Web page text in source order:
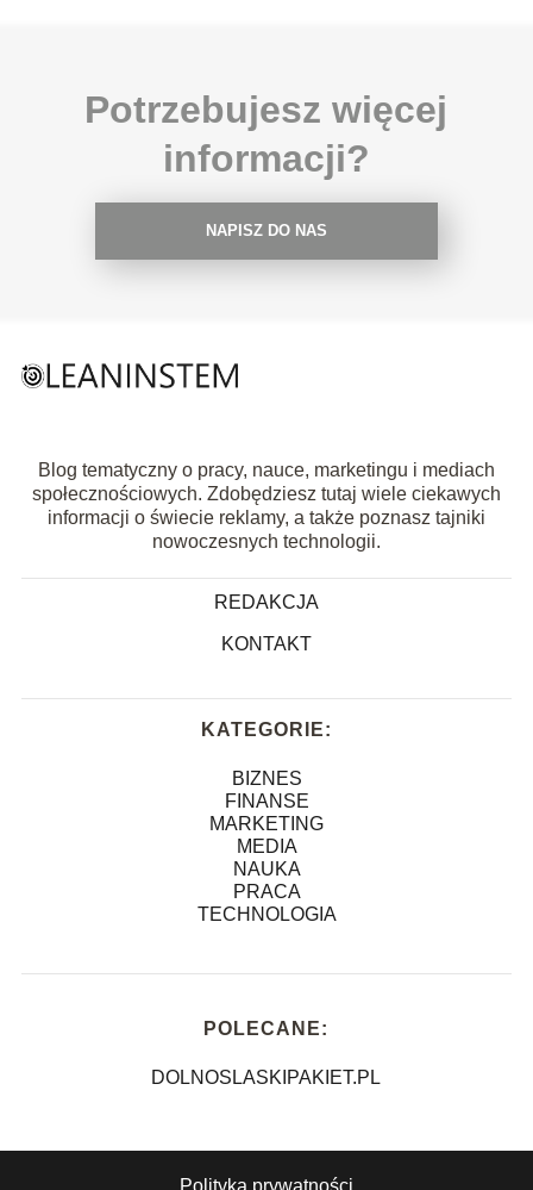
Potrzebujesz więcej
informacji?
NAPISZ DO NAS
Blog tematyczny o pracy, nauce, marketingu i mediach
społecznościowych. Zdobędziesz tutaj wiele ciekawych
informacji o świecie reklamy, a także poznasz tajniki
nowoczesnych technologii.
REDAKCJA
KONTAKT
KATEGORIE:
BIZNES
FINANSE
MARKETING
MEDIA
NAUKA
PRACA
TECHNOLOGIA
POLECANE:
DOLNOSLASKIPAKIET.PL
Polityka prywatności